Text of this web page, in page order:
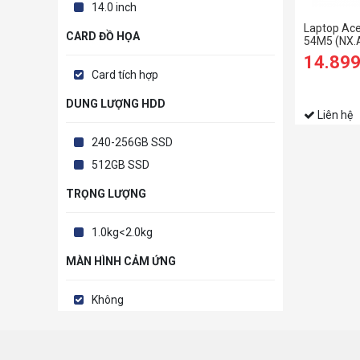
14.0 inch
CARD ĐỒ HỌA
Card tích hợp
DUNG LƯỢNG HDD
240-256GB SSD
512GB SSD
TRỌNG LƯỢNG
1.0kg<2.0kg
MÀN HÌNH CẢM ỨNG
Không
Laptop
54M5
1135G7/
SSD/15.6
Liên hệ